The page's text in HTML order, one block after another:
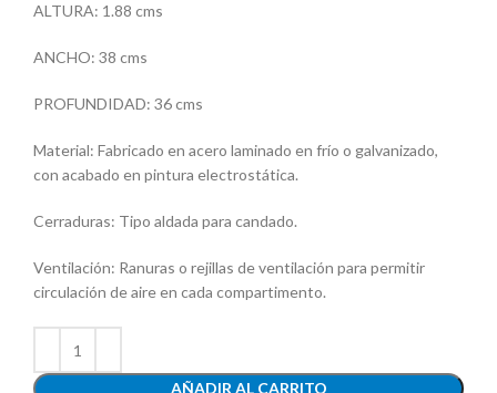
ALTURA: 1.88 cms
ANCHO: 38 cms
PROFUNDIDAD: 36 cms
Material: Fabricado en acero laminado en frío o galvanizado,
con acabado en pintura electrostática.
Cerraduras: Tipo aldada para candado.
Ventilación: Ranuras o rejillas de ventilación para permitir
circulación de aire en cada compartimento.
AÑADIR AL CARRITO